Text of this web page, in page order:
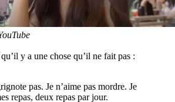
y a une chose qu’il ne fait pas :
pas. Je n’aime pas mordre. Je
repas, deux repas par jour.